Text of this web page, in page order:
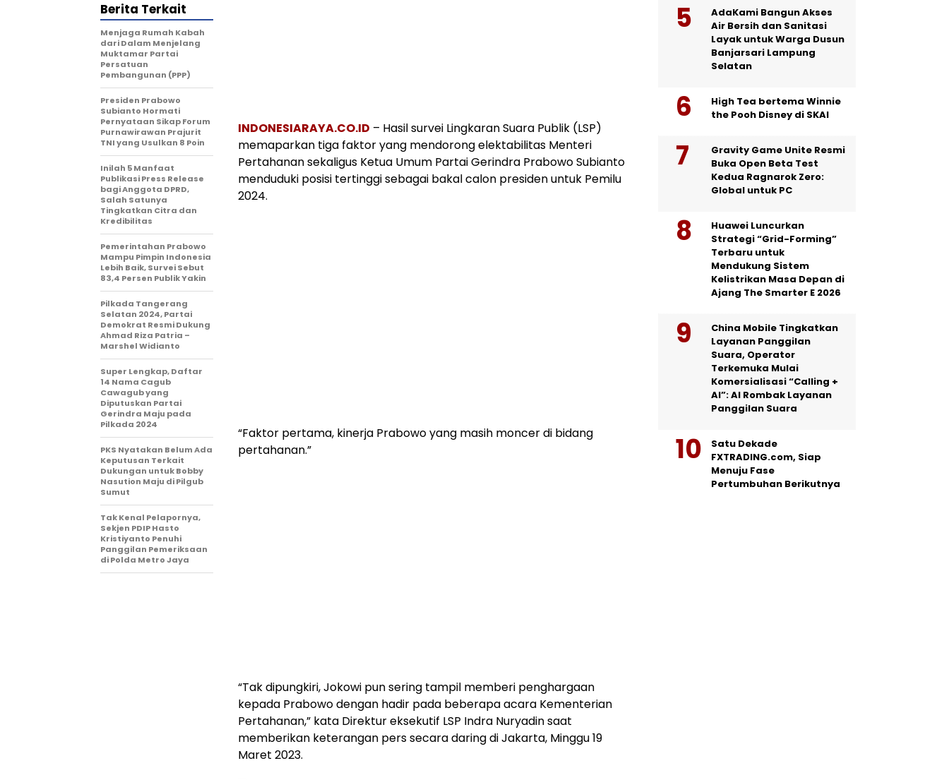
INDONESIARAYA.CO.ID – Hasil survei Lingkaran Suara Publik (LSP)
memaparkan tiga faktor yang mendorong elektabilitas Menteri
Pertahanan sekaligus Ketua Umum Partai Gerindra Prabowo Subianto
menduduki posisi tertinggi sebagai bakal calon presiden untuk Pemilu
2024.
“Faktor pertama, kinerja Prabowo yang masih moncer di bidang
pertahanan.”
“Tak dipungkiri, Jokowi pun sering tampil memberi penghargaan
kepada Prabowo dengan hadir pada beberapa acara Kementerian
Pertahanan,” kata Direktur eksekutif LSP Indra Nuryadin saat
memberikan keterangan pers secara daring di Jakarta, Minggu 19
Maret 2023.
Berita Terkait
Menjaga Rumah Kabah
dari Dalam Menjelang
Muktamar Partai
Persatuan
Pembangunan (PPP)
Presiden Prabowo
Subianto Hormati
Pernyataan Sikap Forum
Purnawirawan Prajurit
TNI yang Usulkan 8 Poin
Inilah 5 Manfaat
Publikasi Press Release
bagi Anggota DPRD,
Salah Satunya
Tingkatkan Citra dan
Kredibilitas
Pemerintahan Prabowo
Mampu Pimpin Indonesia
Lebih Baik, Survei Sebut
83,4 Persen Publik Yakin
Pilkada Tangerang
Selatan 2024, Partai
Demokrat Resmi Dukung
Ahmad Riza Patria –
Marshel Widianto
Super Lengkap, Daftar
14 Nama Cagub
Cawagub yang
Diputuskan Partai
Gerindra Maju pada
Pilkada 2024
PKS Nyatakan Belum Ada
Keputusan Terkait
Dukungan untuk Bobby
Nasution Maju di Pilgub
Sumut
Tak Kenal Pelapornya,
Sekjen PDIP Hasto
Kristiyanto Penuhi
Panggilan Pemeriksaan
di Polda Metro Jaya
AdaKami Bangun Akses
Air Bersih dan Sanitasi
Layak untuk Warga Dusun
Banjarsari Lampung
Selatan
High Tea bertema Winnie
the Pooh Disney di SKAI
Gravity Game Unite Resmi
Buka Open Beta Test
Kedua Ragnarok Zero:
Global untuk PC
Huawei Luncurkan
Strategi “Grid-Forming”
Terbaru untuk
Mendukung Sistem
Kelistrikan Masa Depan di
Ajang The Smarter E 2026
China Mobile Tingkatkan
Layanan Panggilan
Suara, Operator
Terkemuka Mulai
Komersialisasi “Calling +
AI”: AI Rombak Layanan
Panggilan Suara
Satu Dekade
FXTRADING.com, Siap
Menuju Fase
Pertumbuhan Berikutnya